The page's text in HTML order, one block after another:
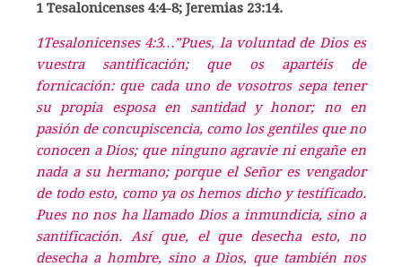
1 Tesalonicenses 4:4-8; Jeremias 23:14.
1Tesalonicenses 4:3…”Pues, la voluntad de Dios es
vuestra santificación; que os apartéis de
fornicación: que cada uno de vosotros sepa tener
su propia esposa en santidad y honor; no en
pasión de concupiscencia, como los gentiles que no
conocen a Dios; que ninguno agravie ni engañe en
nada a su hermano; porque el Señor es vengador
de todo esto, como ya os hemos dicho y testificado.
Pues no nos ha llamado Dios a inmundicia, sino a
santificación. Así que, el que desecha esto, no
desecha a hombre, sino a Dios, que también nos